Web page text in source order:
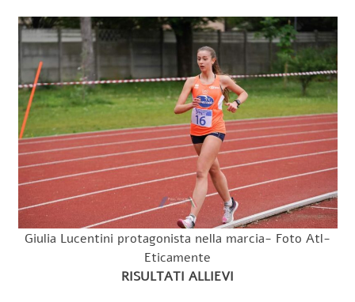
Giulia Lucentini protagonista nella marcia- Foto Atl-
Eticamente
RISULTATI ALLIEVI